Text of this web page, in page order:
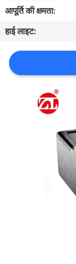
संपर्क
करें
समाचार
आपूर्ति की क्षमता:
हाई लाइट: